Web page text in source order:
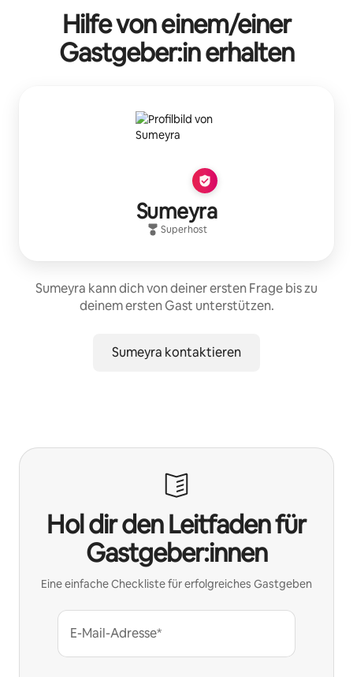
Hilfe von einem/einer
Gastgeber:in erhalten
Sumeyra
Superhost
Sumeyra kann dich von deiner ersten Frage bis zu
deinem ersten Gast unterstützen.
Sumeyra kontaktieren
Hol dir den Leitfaden für
Gastgeber:innen
Eine einfache Checkliste für erfolgreiches Gastgeben
E-Mail-Adresse*